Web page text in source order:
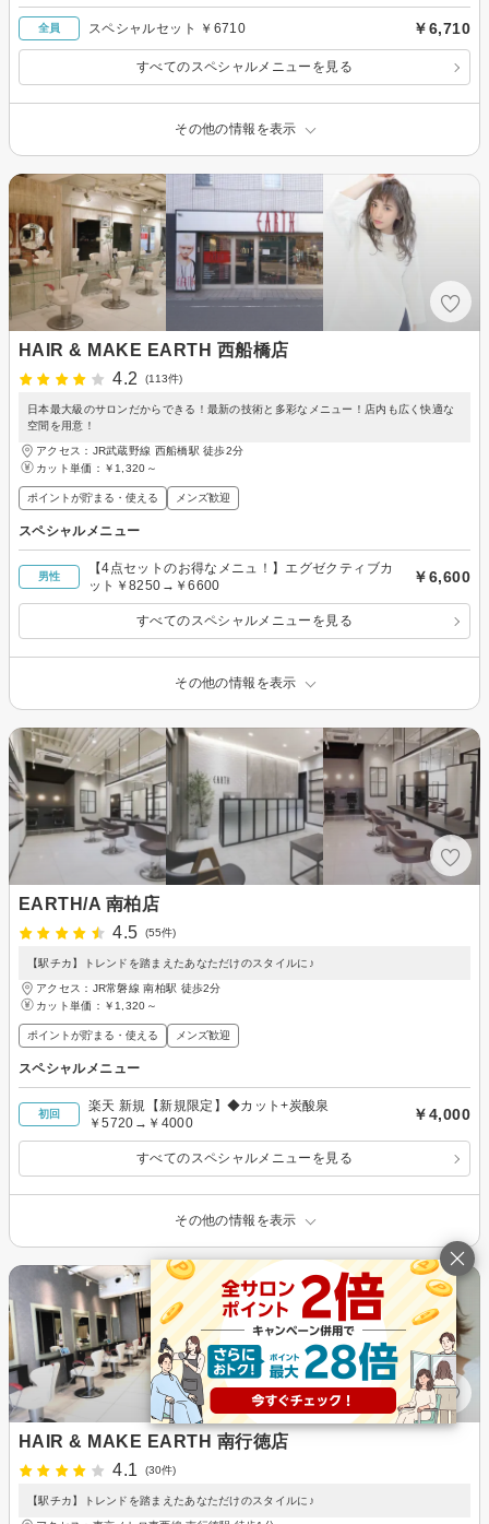
全員 スペシャルセット ￥6710 ￥6,710
すべてのスペシャルメニューを見る
その他の情報を表示
HAIR & MAKE EARTH 西船橋店
4.2
(113件)
日本最大級のサロンだからできる！最新の技術と多彩なメニュー！店内も広く快適な
空間を用意！
アクセス：JR武蔵野線 西船橋駅 徒歩2分
カット単価： ￥1,320～
ポイントが貯まる・使える メンズ歓迎
スペシャルメニュー
男性
【4点セットのお得なメニュ！】エグゼクティブカ
ット￥8250→￥6600
￥6,600
すべてのスペシャルメニューを見る
その他の情報を表示
EARTH/A 南柏店
4.5
(55件)
【駅チカ】トレンドを踏まえたあなただけのスタイルに♪
アクセス：JR常磐線 南柏駅 徒歩2分
カット単価： ￥1,320～
ポイントが貯まる・使える メンズ歓迎
スペシャルメニュー
初回
楽天 新規【新規限定】◆カット+炭酸泉
￥5720→￥4000
￥4,000
すべてのスペシャルメニューを見る
その他の情報を表示
HAIR & MAKE EARTH 南行徳店
4.1
(30件)
【駅チカ】トレンドを踏まえたあなただけのスタイルに♪